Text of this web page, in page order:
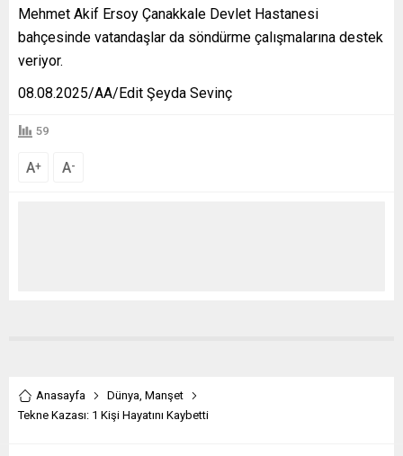
Mehmet Akif Ersoy Çanakkale Devlet Hastanesi
bahçesinde vatandaşlar da söndürme çalışmalarına destek
veriyor.
08.08.2025/AA/Edit Şeyda Sevinç
59
A+ A-
Anasayfa Dünya Manşet
Tekne Kazası: 1 Kişi Hayatını Kaybetti